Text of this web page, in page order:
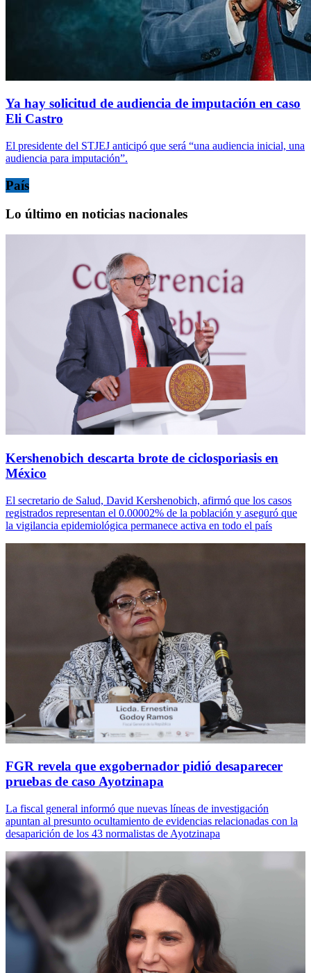
Ya hay solicitud de audiencia de imputación en caso
Eli Castro
El presidente del STJEJ anticipó que será “una audiencia inicial, una
audiencia para imputación”.
País
Lo último en noticias nacionales
Kershenobich descarta brote de ciclosporiasis en
México
El secretario de Salud, David Kershenobich, afirmó que los casos
registrados representan el 0.00002% de la población y aseguró que
la vigilancia epidemiológica permanece activa en todo el país
FGR revela que exgobernador pidió desaparecer
pruebas de caso Ayotzinapa
La fiscal general informó que nuevas líneas de investigación
apuntan al presunto ocultamiento de evidencias relacionadas con la
desaparición de los 43 normalistas de Ayotzinapa